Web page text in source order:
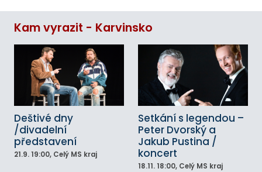
Kam vyrazit - Karvinsko
Deštivé dny
/divadelní
představení
21.9. 19:00, Celý MS kraj
Setkání s legendou –
Peter Dvorský a
Jakub Pustina /
koncert
18.11. 18:00, Celý MS kraj